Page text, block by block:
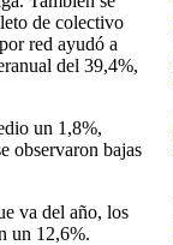
de colectivo
red ayudó a
del 39,4%,
un 1,8%,
observaron bajas
va del año, los
un 12,6%.